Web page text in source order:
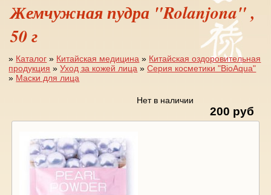
Жемчужная пудра "Rolanjona" ,
50 г
Вы здесь
» Каталог » Китайская медицина » Китайская оздоровительная
продукция »Уход за кожей лица »Серия косметики "BioAqua"
» Маски для лица
Нет в наличии
200 руб